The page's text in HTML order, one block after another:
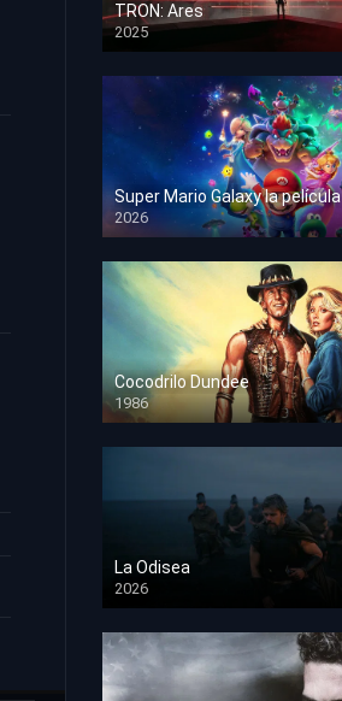
TRON: Ares
2025
HD 1080p
Super Mario Galaxy la película
2026
HD 1080p
Cocodrilo Dundee
1986
HD 1080p
La Odisea
2026
TS Screener